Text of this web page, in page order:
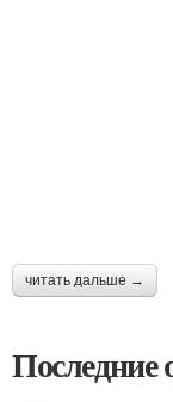
читать дальше →
Последние